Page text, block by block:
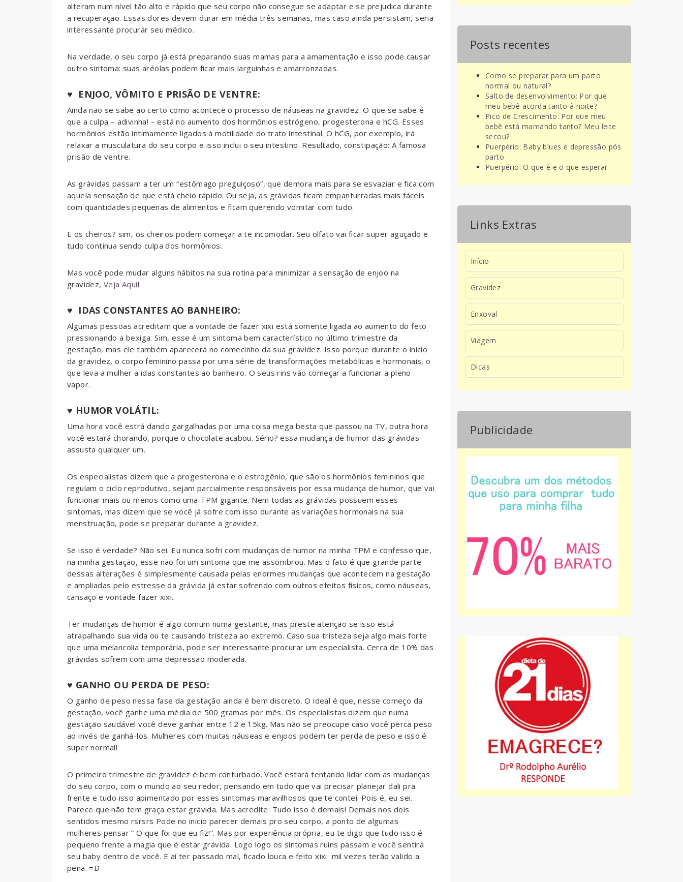
alteram num nível tão alto e rápido que seu corpo não consegue se adaptar e se prejudica durante
a recuperação. Essas dores devem durar em média três semanas, mas caso ainda persistam, seria
interessante procurar seu médico.
Na verdade, o seu corpo já está preparando suas mamas para a amamentação e isso pode causar
outro sintoma: suas aréolas podem ficar mais larguinhas e amarronzadas.
♥ ENJOO, VÔMITO E PRISÃO DE VENTRE:
Ainda não se sabe ao certo como acontece o processo de náuseas na gravidez. O que se sabe é
que a culpa – adivinha! – está no aumento dos hormônios estrógeno, progesterona e hCG. Esses
hormônios estão intimamente ligados à motilidade do trato intestinal. O hCG, por exemplo, irá
relaxar a musculatura do seu corpo e isso inclui o seu intestino. Resultado, constipação: A famosa
prisão de ventre.
As grávidas passam a ter um “estômago preguiçoso”, que demora mais para se esvaziar e fica com
aquela sensação de que está cheio rápido. Ou seja, as grávidas ficam empanturradas mais fáceis
com quantidades pequenas de alimentos e ficam querendo vomitar com tudo.
E os cheiros? sim, os cheiros podem começar a te incomodar. Seu olfato vai ficar super aguçado e
tudo continua sendo culpa dos hormônios.
Mas você pode mudar alguns hábitos na sua rotina para minimizar a sensação de enjoo na
gravidez, Veja Aqui!
♥ IDAS CONSTANTES AO BANHEIRO:
Algumas pessoas acreditam que a vontade de fazer xixi está somente ligada ao aumento do feto
pressionando a bexiga. Sim, esse é um sintoma bem característico no último trimestre da
gestação, mas ele também aparecerá no comecinho da sua gravidez. Isso porque durante o início
da gravidez, o corpo feminino passa por uma série de transformações metabólicas e hormonais, o
que leva a mulher a idas constantes ao banheiro. O seus rins vão começar a funcionar a pleno
vapor.
♥ HUMOR VOLÁTIL:
Uma hora você estrá dando gargalhadas por uma coisa mega besta que passou na TV, outra hora
você estará chorando, porque o chocolate acabou. Sério? essa mudança de humor das grávidas
assusta qualquer um.
Os especialistas dizem que a progesterona e o estrogênio, que são os hormônios femininos que
regulam o ciclo reprodutivo, sejam parcialmente responsáveis por essa mudança de humor, que vai
funcionar mais ou menos como uma TPM gigante. Nem todas as grávidas possuem esses
sintomas, mas dizem que se você já sofre com isso durante as variações hormonais na sua
menstruação, pode se preparar durante a gravidez.
Se isso é verdade? Não sei. Eu nunca sofri com mudanças de humor na minha TPM e confesso que,
na minha gestação, esse não foi um sintoma que me assombrou. Mas o fato é que grande parte
dessas alterações é simplesmente causada pelas enormes mudanças que acontecem na gestação
e ampliadas pelo estresse da grávida já estar sofrendo com outros efeitos físicos, como náuseas,
cansaço e vontade fazer xixi.
Ter mudanças de humor é algo comum numa gestante, mas preste atenção se isso está
atrapalhando sua vida ou te causando tristeza ao extremo. Caso sua tristeza seja algo mais forte
que uma melancolia temporária, pode ser interessante procurar um especialista. Cerca de 10% das
grávidas sofrem com uma depressão moderada.
♥ GANHO OU PERDA DE PESO:
O ganho de peso nessa fase da gestação ainda é bem discreto. O ideal é que, nesse começo da
gestação, você ganhe uma média de 500 gramas por mês. Os especialistas dizem que numa
gestação saudável você deve ganhar entre 12 e 15kg. Mas não se preocupe caso você perca peso
ao invés de ganhá-los. Mulheres com muitas náuseas e enjoos podem ter perda de peso e isso é
super normal!
O primeiro trimestre de gravidez é bem conturbado. Você estará tentando lidar com as mudanças
do seu corpo, com o mundo ao seu redor, pensando em tudo que vai precisar planejar dali pra
frente e tudo isso apimentado por esses sintomas maravilhosos que te contei. Pois é, eu sei.
Parece que não tem graça estar grávida. Mas acredite: Tudo isso é demais! Demais nos dois
sentidos mesmo rsrsrs Pode no inicio parecer demais pro seu corpo, a ponto de algumas
mulheres pensar ” O que foi que eu fiz!”. Mas por experiência própria, eu te digo que tudo isso é
pequeno frente a magia que é estar grávida. Logo logo os sintomas ruins passam e você sentirá
seu baby dentro de você. E aí ter passado mal, ficado louca e feito xixi mil vezes terão valido a
pena. =D
Posts recentes
Como se preparar para um parto
normal ou natural?
Salto de desenvolvimento: Por que
meu bebê acorda tanto à noite?
Pico de Crescimento: Por que meu
bebê está mamando tanto? Meu leite
secou?
Puerpério: Baby blues e depressão pós
parto
Puerpério: O que é e o que esperar
Links Extras
Início
Gravidez
Enxoval
Viagem
Dicas
Publicidade